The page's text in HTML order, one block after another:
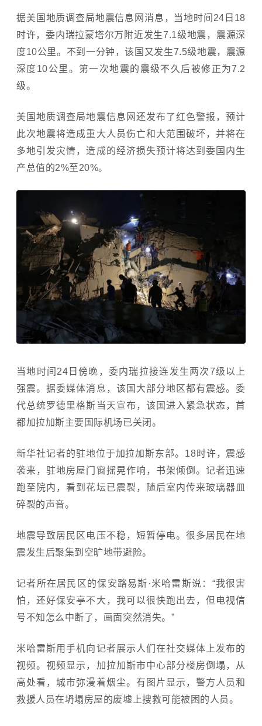
据美国地质调查局地震信息网消息，当地时间24日18
时许，委内瑞拉蒙塔尔万附近发生7.1级地震，震源深
度10公里。不到一分钟，该国又发生7.5级地震，震源
深度10公里。第一次地震的震级不久后被修正为7.2
级。
美国地质调查局地震信息网还发布了红色警报，预计
此次地震将造成重大人员伤亡和大范围破坏，并将在
多地引发灾情，造成的经济损失预计将达到委国内生
产总值的2%至20%。
当地时间24日傍晚，委内瑞拉接连发生两次7级以上
强震。据委媒体消息，该国大部分地区都有震感。委
代总统罗德里格斯当天宣布，该国进入紧急状态，首
都加拉加斯主要国际机场已关闭。
新华社记者的驻地位于加拉加斯东部。18时许，震感
袭来，驻地房屋门窗摇晃作响，书架倾倒。记者迅速
跑至院内，看到花坛已震裂，随后室内传来玻璃器皿
碎裂的声音。
地震导致居民区电压不稳，短暂停电。很多居民在地
震发生后聚集到空旷地带避险。
记者所在居民区的保安路易斯·米哈雷斯说：“我很害
怕，还好保安亭不大，我可以很快跑出去，但电视信
号不知怎么中断了，画面突然消失。”
米哈雷斯用手机向记者展示人们在社交媒体上发布的
视频。视频显示，加拉加斯市中心部分楼房倒塌，从
高处看，城市弥漫着烟尘。有图片显示，警方人员和
救援人员在坍塌房屋的废墟上搜救可能被困的人员。